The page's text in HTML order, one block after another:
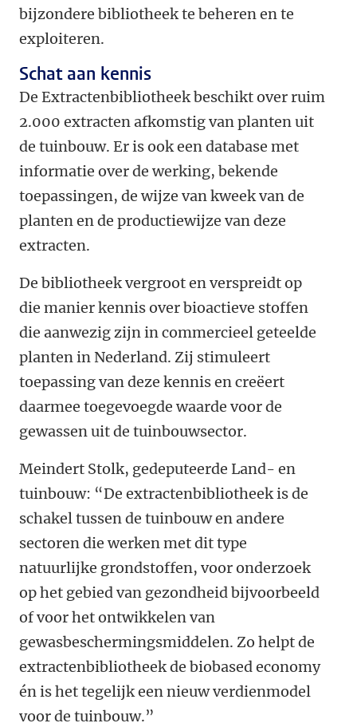
bijzondere bibliotheek te beheren en te
exploiteren.
Schat aan kennis
De Extractenbibliotheek beschikt over ruim
2.000 extracten afkomstig van planten uit
de tuinbouw. Er is ook een database met
informatie over de werking, bekende
toepassingen, de wijze van kweek van de
planten en de productiewijze van deze
extracten.
De bibliotheek vergroot en verspreidt op
die manier kennis over bioactieve stoffen
die aanwezig zijn in commercieel geteelde
planten in Nederland. Zij stimuleert
toepassing van deze kennis en creëert
daarmee toegevoegde waarde voor de
gewassen uit de tuinbouwsector.
Meindert Stolk, gedeputeerde Land- en
tuinbouw: “De extractenbibliotheek is de
schakel tussen de tuinbouw en andere
sectoren die werken met dit type
natuurlijke grondstoffen, voor onderzoek
op het gebied van gezondheid bijvoorbeeld
of voor het ontwikkelen van
gewasbeschermingsmiddelen. Zo helpt de
extractenbibliotheek de biobased economy
én is het tegelijk een nieuw verdienmodel
voor de tuinbouw.”